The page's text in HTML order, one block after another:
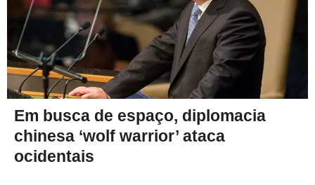
Em busca de espaço, diplomacia
chinesa ‘wolf warrior’ ataca
ocidentais